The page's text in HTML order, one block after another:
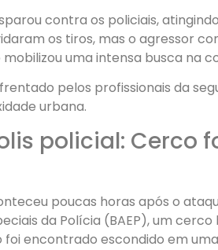
contra os policiais,
os tiros, mas o agressor
uma intensa busca na
pelos profissionais da
urbana.
policial: Cerco
poucas horas após o
da Polícia (BAEP), um
encontrado escondido em